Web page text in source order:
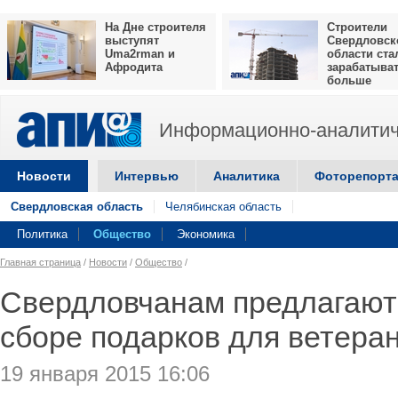
На Дне строителя
выступят
Uma2rman и
Афродита
Строители
области
больше
Информационно-
Новости Интервью Аналитика
Свердловская область Челябинская область
Политика Общество Экономика
Главная страница / Новости / Общество /
Свердловчанам
сборе подарков для
19 января 2015 16:06